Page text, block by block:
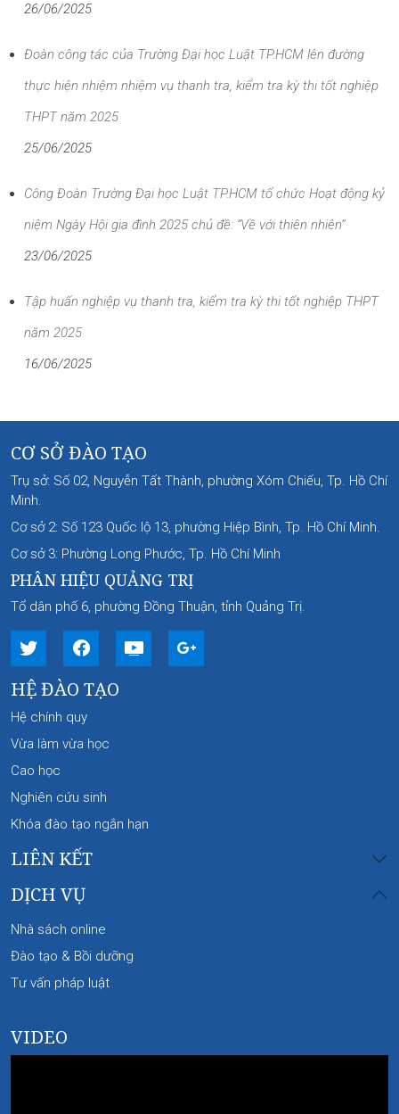
26/06/2025
Đoàn công tác của Trường Đại học Luật TP.HCM lên đường
thực hiện nhiệm nhiệm vụ thanh tra, kiểm tra kỳ thi tốt nghiệp
THPT năm 2025
25/06/2025
Công Đoàn Trường Đại học Luật TP.HCM tổ chức Hoạt động kỷ
niệm Ngày Hội gia đình 2025 chủ đề: “Về với thiên nhiên”
23/06/2025
Tập huấn nghiệp vụ thanh tra, kiểm tra kỳ thi tốt nghiệp THPT
năm 2025
16/06/2025
CƠ SỞ ĐÀO TẠO
Trụ sở: Số 02, Nguyễn Tất Thành, phường Xóm Chiếu, Tp. Hồ Chí
Minh.
Cơ sở 2: Số 123 Quốc lộ 13, phường Hiệp Bình, Tp. Hồ Chí Minh.
Cơ sở 3: Phường Long Phước, Tp. Hồ Chí Minh
PHÂN HIỆU QUẢNG TRỊ
Tổ dân phố 6, phường Đồng Thuận, tỉnh Quảng Trị.
HỆ ĐÀO TẠO
Hệ chính quy
Vừa làm vừa học
Cao học
Nghiên cứu sinh
Khóa đào tạo ngắn hạn
LIÊN KẾT
DỊCH VỤ
Nhà sách online
Đào tạo & Bồi dưỡng
Tư vấn pháp luật
VIDEO